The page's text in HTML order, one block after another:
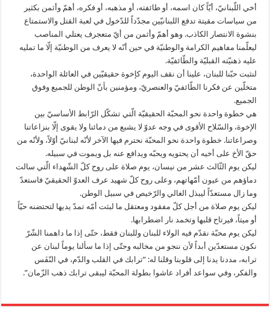
أخي اللّبنانيّ، أيّاً كان اسمه، أو طائفته، أو مذهبه، أو فكره، أهمّ وأثمن بكثير
من سياسات مقيتة تدفع اللبنانيّين مجدّداً للدّخول في لعبة القتل والاستمتاع
بنشوة الانتصار الكاذب. وهو أهمّ وأثمن من أيّ متعجرف يعتلي المناصب
ليعلّمنا مفاهيم الكرامة والوطنيّة في حين أنّه لا يعرف من الوطنيّة إلّا ما تمليه
عليه ذهنيّته القبليّة والطّائفيّة.
لنثبت حبّنا للبنان، علينا أن نقف اليوم كإخوة حقيقيّين في العائلة الواحدة،
متخلّين عن فكرنا الطّائفيّ والعنصريّ، ومؤمنين بأنّ الوطن للجميع وفوق
الجميع.
هي خطوة واحدة نحو المحبّة الحقيقيّة الّتي تشكّل الرّابط الأساسيّ بين
الإخوة، والسّلاح الأقوى في وجه عدوّ لا يشبع من دمائنا ولا يقوى إلّا بنزاعاتنا
وصراعاتنا. خطوة واحدة نحو المحبّة نحترم فيها الآخر لأنّه لبنانيّ أوّلاً، ولأنّه من
حقّ الأخ على أخيه أن يحتويه ويحبّه ويدافع عنه بل ويموت في سبيله.
ليكن يوم الثّالث عشر من نيسان، يوم صلاة على روح كلّ الشّهداء الّتي سالت
دماؤهم من عيون أمّهاتهم، وعلى روح كلّ شهيد عرف العدوّ الحقيقيّ فاستعدّ
وما زال مستعدّاً ليبذل الغالي والرّخيص في سبيل الوطن.
ليكن يوم صلاة من أجل كلّ مفقود ومعتقل ما لبثت أمّه تمدّ يديها لتحتضنه حيّاً
أو ميتاً، فيرتاح قلبها وتخمد نار اضطرابها.
ليكن يوم محبّة نقدّم فيه الولاء للبنان وللبنان فقط، حتّى إذا ما داهمنا الشّرّ
نكون مستعدّين أبداً لأن ننجو من مخالبه وحتّى إذا ما سألنا يوماً لبنان عن
ترابه، مددنا يدنا إلى قلوبنا وقلنا له: “ترابك في القلب والدّم، في النّفَس
والفكر، وفي سواعد أفراد عاشوا بطولة المحبّة ليبقى ترابك ذهب الزّمان”.